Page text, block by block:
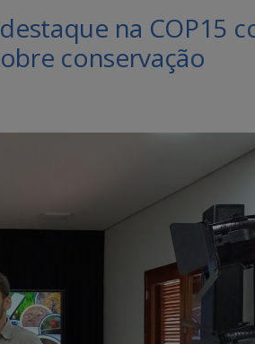
na COP15
conservação